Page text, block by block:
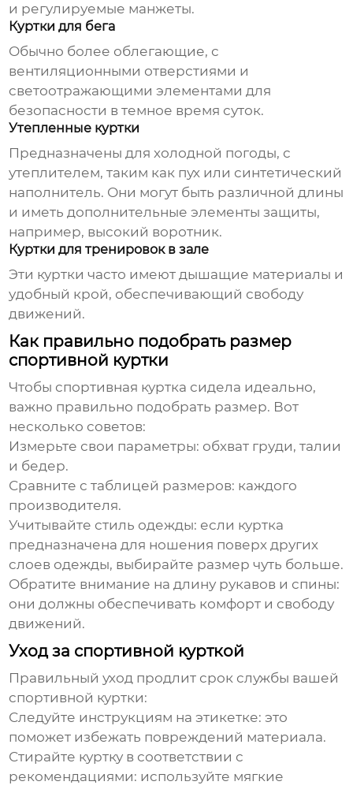
и регулируемые манжеты.
Куртки для бега
Обычно более облегающие, с
вентиляционными отверстиями и
светоотражающими элементами для
безопасности в темное время суток.
Утепленные куртки
Предназначены для холодной погоды, с
утеплителем, таким как пух или синтетический
наполнитель. Они могут быть различной длины
и иметь дополнительные элементы защиты,
например, высокий воротник.
Куртки для тренировок в зале
Эти куртки часто имеют дышащие материалы и
удобный крой, обеспечивающий свободу
движений.
Как правильно подобрать размер
спортивной куртки
Чтобы спортивная куртка сидела идеально,
важно правильно подобрать размер. Вот
несколько советов:
Измерьте свои параметры: обхват груди, талии
и бедер.
Сравните с таблицей размеров: каждого
производителя.
Учитывайте стиль одежды: если куртка
предназначена для ношения поверх других
слоев одежды, выбирайте размер чуть больше.
Обратите внимание на длину рукавов и спины:
они должны обеспечивать комфорт и свободу
движений.
Уход за спортивной курткой
Правильный уход продлит срок службы вашей
спортивной куртки:
Следуйте инструкциям на этикетке: это
поможет избежать повреждений материала.
Стирайте куртку в соответствии с
рекомендациями: используйте мягкие